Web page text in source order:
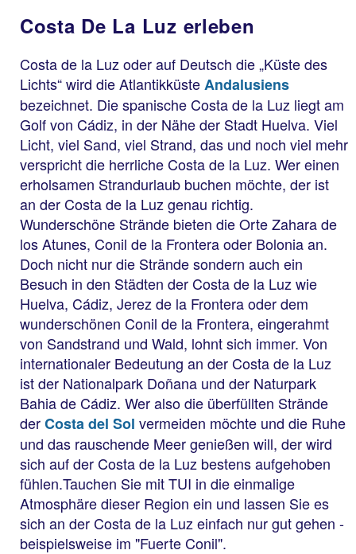
Costa De La Luz erleben
Costa de la Luz oder auf Deutsch die „Küste des
Lichts“ wird die AtlantikküsteAndalusiens
bezeichnet. Die spanische Costa de la Luz liegt am
Golf von Cádiz, in der Nähe der Stadt Huelva. Viel
Licht, viel Sand, viel Strand, das und noch viel mehr
verspricht die herrliche Costa de la Luz. Wer einen
erholsamen Strandurlaub buchen möchte, der ist
an der Costa de la Luz genau richtig.
Wunderschöne Strände bieten die Orte Zahara de
los Atunes, Conil de la Frontera oder Bolonia an.
Doch nicht nur die Strände sondern auch ein
Besuch in den Städten der Costa de la Luz wie
Huelva, Cádiz, Jerez de la Frontera oder dem
wunderschönen Conil de la Frontera, eingerahmt
von Sandstrand und Wald, lohnt sich immer. Von
internationaler Bedeutung an der Costa de la Luz
ist der Nationalpark Doñana und der Naturpark
Bahia de Cádiz. Wer also die überfüllten Strände
derCosta del Sol vermeiden möchte und die Ruhe
und das rauschende Meer genießen will, der wird
sich auf der Costa de la Luz bestens aufgehoben
fühlen.Tauchen Sie mit TUI in die einmalige
Atmosphäre dieser Region ein und lassen Sie es
sich an der Costa de la Luz einfach nur gut gehen -
beispielsweise im "Fuerte Conil".